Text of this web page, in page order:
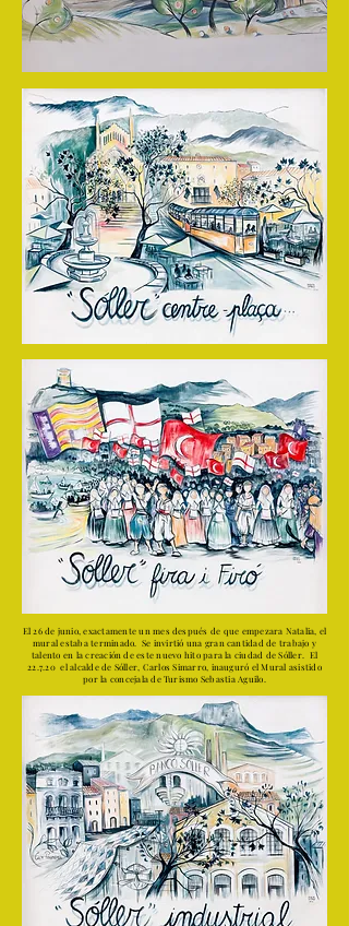
El 26 de junio, exactamente un mes después de que empezara Natalia, el
mural estaba terminado. Se invirtió una gran cantidad de trabajo y
talento en la creación de este nuevo hito para la ciudad de Sóller. El
22.7.20 el alcalde de Sóller, Carlos Simarro, inauguró el Mural asistido
por la concejala de Turismo Sebastia Aguilo.